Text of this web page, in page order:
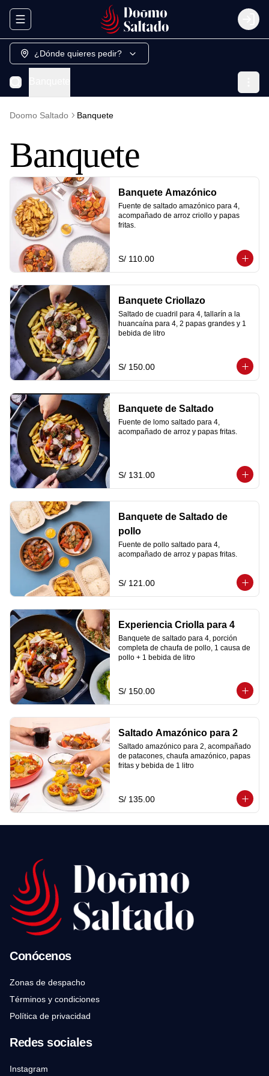
Abrir menu de navegación Login
¿Dónde quieres pedir?
Doomo Saltado Banquete
Banquete
Banquete Amazónico
Fuente de saltado amazónico para 4,
acompañado de arroz criollo y papas
fritas.
S/ 110.00
Banquete Criollazo
Saltado de cuadril para 4, tallarín a la
huancaína para 4, 2 papas grandes y 1
bebida de litro
S/ 150.00
Banquete de Saltado
Fuente de lomo saltado para 4,
acompañado de arroz y papas fritas.
S/ 131.00
Banquete de Saltado de
pollo
Fuente de pollo saltado para 4,
acompañado de arroz y papas fritas.
S/ 121.00
Experiencia Criolla para 4
Banquete de saltado para 4, porción
completa de chaufa de pollo, 1 causa de
pollo + 1 bebida de litro
S/ 150.00
Saltado Amazónico para 2
Saltado amazónico para 2, acompañado
de patacones, chaufa amazónico, papas
fritas y bebida de 1 litro
S/ 135.00
Conócenos
Zonas de despacho
Términos y condiciones
Política de privacidad
Redes sociales
Instagram